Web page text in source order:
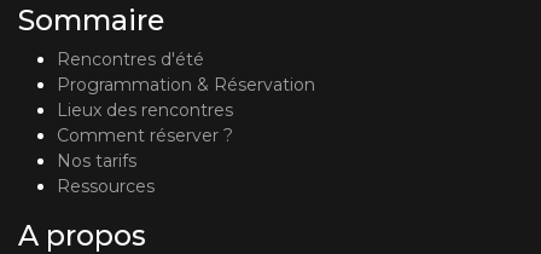
Sommaire
Rencontres d'été
Programmation & Réservation
Lieux des rencontres
Comment réserver ?
Nos tarifs
Ressources
A propos